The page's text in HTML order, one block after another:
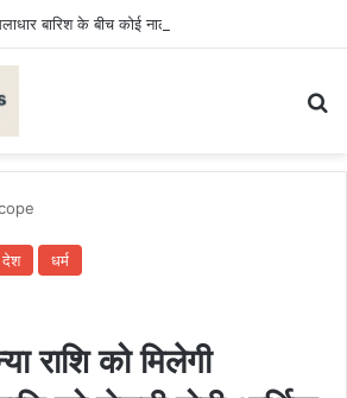
देश धर्म
राशि को मिलेगी